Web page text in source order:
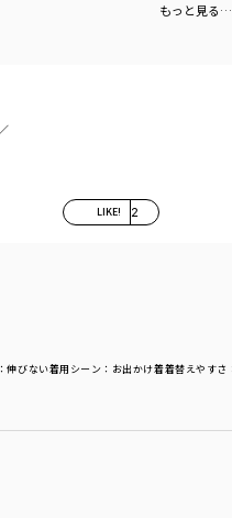
もっと見る…
LIKE! 2
：伸びない着用シーン ：お出かけ着着替えやすさ